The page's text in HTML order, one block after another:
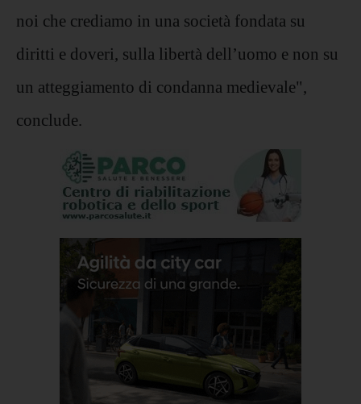
noi che crediamo in una società fondata su
diritti e doveri, sulla libertà dell’uomo e non su
un atteggiamento di condanna medievale",
conclude.